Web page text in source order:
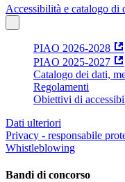
Accessibilità e catalogo di
PIAO 2026-2028
PIAO 2025-2027
Catalogo dei dati,
Regolamenti
Obiettivi di
Dati ulteriori
Privacy - responsabile
Whistleblowing
Bandi di concorso